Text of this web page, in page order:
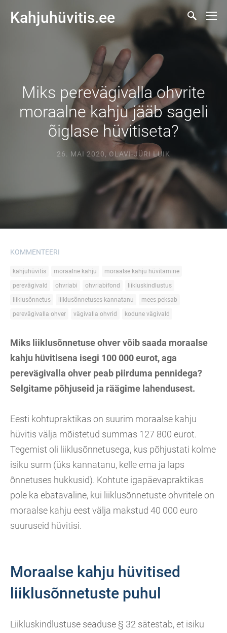
Kahjuhüvitis.ee
Miks perevägivalla ohvrite
moraalne kahju jääb sageli
õiglase hüvitiseta?
26. MAI 2020, OLAVI-JÜRI LUIK
KOMMENTEERI
kahjuhüvitis moraalne kahju
moraalse kahju hüvitamine
perevägivald
ohvriabi ohvriabifond
liikluskindlustus
liiklusõnnetus
liiklusõnnetuses kannatanu
mees peksab
perevägivalla ohver
vägivalla ohvrid kodune vägivald
Miks liiklusõnnetuse ohver võib saada moraalse
kahju hüvitisena isegi 100 000 eurot, aga
perevägivalla ohver peab piirduma pennidega?
Selgitame põhjuseid ja räägime lahendusest.
Eesti kohtupraktikas on suurim moraalse kahju
hüvitis välja mõistetud summas 127 800 eurot.
Tegemist oli liiklusõnnetusega, kus põhjustati kolme
isiku surm (üks kannatanu, kelle ema ja laps
õnnetuses hukkusid). Kohtute igapäevapraktikas
pole ka ebatavaline, kui liiklusõnnetuste ohvritele on
moraalse kahju eest välja makstud 40 000 euro
suuruseid hüvitisi.
Moraalse kahju hüvitised
liiklusõnnetuste puhul
Liikluskindlustuse seaduse § 32 sätestab, et isiku